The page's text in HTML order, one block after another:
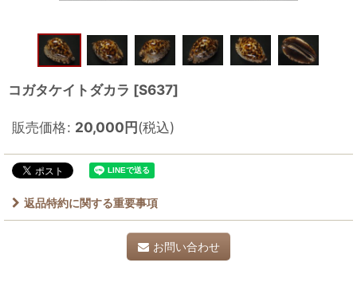
コガタケイトダカラ [S637]
販売価格: 20,000円(税込)
返品特約に関する重要事項
お問い合わせ